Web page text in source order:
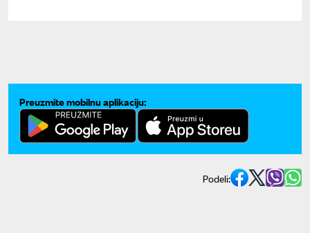
Preuzmite mobilnu aplikaciju:
Podeli: